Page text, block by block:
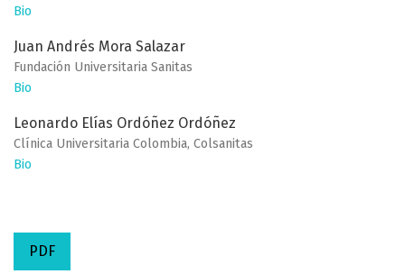
Bio
Juan Andrés Mora Salazar
Fundación Universitaria Sanitas
Bio
Leonardo Elías Ordóñez Ordóñez
Clínica Universitaria Colombia, Colsanitas
Bio
PDF